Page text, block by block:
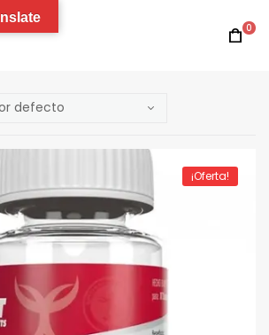
0
¡Oferta!